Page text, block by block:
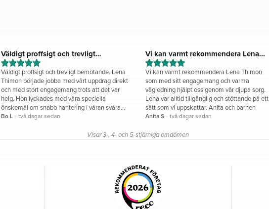
Väldigt proffsigt och trevligt
bemötande....
Väldigt proffsigt och trevligt bemötande. Lena
Thimon började jobba med vårt uppdrag direkt
och med stort engagemang trots att det var
helg. Hon lyckades med våra speciella
önskemål om snabb hantering i våran svåra
stund, stort Tack Lena
Bo L · två dagar sedan
Vi kan varmt rekommendera Lena...
Vi kan varmt rekommendera Lena Thimon
som med sitt engagemang och varma
vägledning hjälpt oss genom vår djupa sorg.
Lena var alltid tillgänglig och stöttande på ett
sätt som vi uppskattar. Anita och barnen
Anita S · två dagar sedan
Visar 3-, 4- och 5-stjärniga omdömen